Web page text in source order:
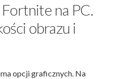
na PC.
obrazu i
opcji graficznych. Na